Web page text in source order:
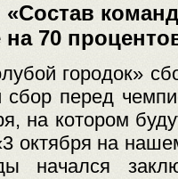
«Состав
70
городок»
сбор перед
на котором
октября на
начался